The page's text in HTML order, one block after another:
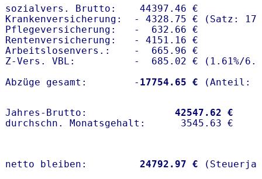
sozialvers. Brutto:    44397.46 €
Krankenversicherung:  - 4328.75 € (Satz:
Pflegeversicherung:   -  632.66 €
Rentenversicherung:   - 4151.16 €
Arbeitslosenvers.:    -  665.96 €
Z-Vers. VBL:          -  685.02 € ( 1.61%/
Abzüge gesamt:        - 17754.65 €
Jahres-Brutto: 42547.62 €
netto bleiben: 24792.97 €